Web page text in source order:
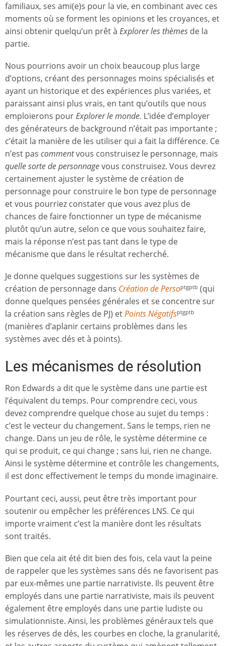
familiaux, ses ami(e)s pour la vie, en combinant avec ces
moments où se forment les opinions et les croyances, et
ainsi obtenir quelqu’un prêt à Explorer les thèmes de la
partie.
Nous pourrions avoir un choix beaucoup plus large
d’options, créant des personnages moins spécialisés et
ayant un historique et des expériences plus variées, et
paraissant ainsi plus vrais, en tant qu’outils que nous
emploierons pourExplorer le monde. L’idée d’employer
des générateurs de background n’était pas importante ;
c’était la manière de les utiliser qui a fait la différence. Ce
n’est pas commentvous construisez le personnage, mais
quelle sorte de personnagevous construisez. Vous devrez
certainement ajuster le système de création de
personnage pour construire le bon type de personnage
et vous pourriez constater que vous avez plus de
chances de faire fonctionner un type de mécanisme
plutôt qu’un autre, selon ce que vous souhaitez faire,
mais la réponse n’est pas tant dans le type de
mécanisme que dans le résultat recherché.
Je donne quelques suggestions sur les systèmes de
création de personnage dans Création de Persoptgptb (qui
donne quelques pensées générales et se concentre sur
la création sans règles de PJ) etPoints Négatifsptgptb
(manières d’aplanir certains problèmes dans les
systèmes avec dés et à points).
Les mécanismes de résolution
Ron Edwards a dit que le système dans une partie est
l’équivalent du temps. Pour comprendre ceci, vous
devez comprendre quelque chose au sujet du temps :
c’est le vecteur du changement. Sans le temps, rien ne
change. Dans un jeu de rôle, le système détermine ce
qui se produit, ce qui change ; sans lui, rien ne change.
Ainsi le système détermine et contrôle les changements,
il est donc effectivement le temps du monde imaginaire.
Pourtant ceci, aussi, peut être très important pour
soutenir ou empêcher les préférences LNS. Ce qui
importe vraiment c’est la manière dont les résultats
sont traités.
Bien que cela ait été dit bien des fois, cela vaut la peine
de rappeler que les systèmes sans dés ne favorisent pas
par eux-mêmes une partie narrativiste. Ils peuvent être
employés dans une partie narrativiste, mais ils peuvent
également être employés dans une partie ludiste ou
simulationniste. Ainsi, les problèmes généraux tels que
les réserves de dés, les courbes en cloche, la granularité,